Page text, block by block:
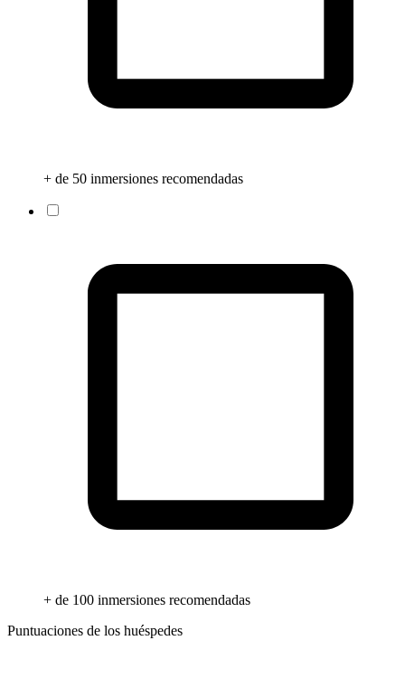
+ de 50 inmersiones recomendadas
+ de 100 inmersiones recomendadas
Puntuaciones de los huéspedes